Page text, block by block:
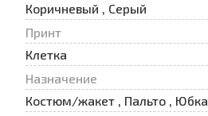
Коричневый , Серый
Принт
Клетка
Назначение
Костюм/жакет , Пальто , Юбка